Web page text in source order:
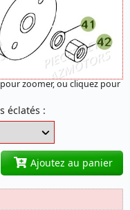
zoomer, ou cliquez pour
éclatés :
Ajoutez au panier